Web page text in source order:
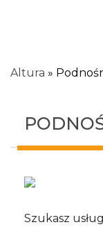
Altura »
Szukasz